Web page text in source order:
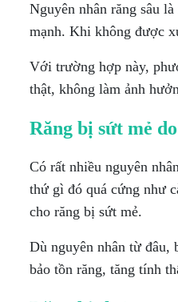
Nguyên nhân răng sâu
mạnh. Khi không được
Với trường hợp này,
thật, không làm ảnh
Răng bị sứt mẻ
Có rất nhiều nguyên
thứ gì đó quá cứng như
cho răng bị sứt mẻ.
Dù nguyên nhân từ đâu,
bảo tồn răng, tăng tính